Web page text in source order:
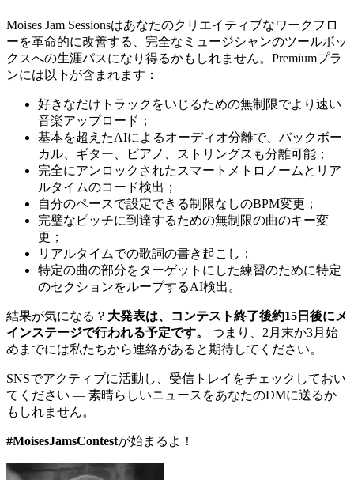
Moises Jam Sessionsはあなたのクリエイティブなワークフロ
ーを革命的に改善する、完全なミュージシャンのツールボッ
クスへの生涯パスになり得るかもしれません。Premiumプラ
ンには以下が含まれます：
好きなだけトラックをいじるための無制限でより速い
音楽アップロード；
基本を超えたAIによるオーディオ分離で、バックボー
カル、ギター、ピアノ、ストリングスも分離可能；
完全にアンロックされたスマートメトロノームとリア
ルタイムのコード検出；
自分のペースで設定できる制限なしのBPM変更；
完璧なピッチに到達するための無制限の曲のキー変
更；
リアルタイムでの歌詞の書き起こし；
特定の曲の部分をターゲットにした練習のために特定
のセクションをループするAI検出。
結果が気になる？ 大発表は、コンテスト終了後約15日後にメ
インステージで行われる予定です。
つまり、2月末か3月始
めまでには私たちから連絡があると期待してください。
SNSでアクティブに活動し、受信トレイをチェックしておい
てください — 素晴らしいニュースをあなたのDMに送るか
もしれません。
#MoisesJamsContestが始まるよ！